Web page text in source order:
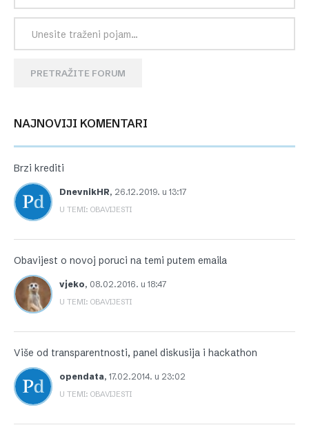
PRETRAŽITE FORUM
NAJNOVIJI KOMENTARI
Brzi krediti
DnevnikHR, 26.12.2019. u 13:17
U TEMI: OBAVIJESTI
Obavijest o novoj poruci na temi putem emaila
vjeko, 08.02.2016. u 18:47
U TEMI: OBAVIJESTI
Više od transparentnosti, panel diskusija i hackathon
opendata, 17.02.2014. u 23:02
U TEMI: OBAVIJESTI